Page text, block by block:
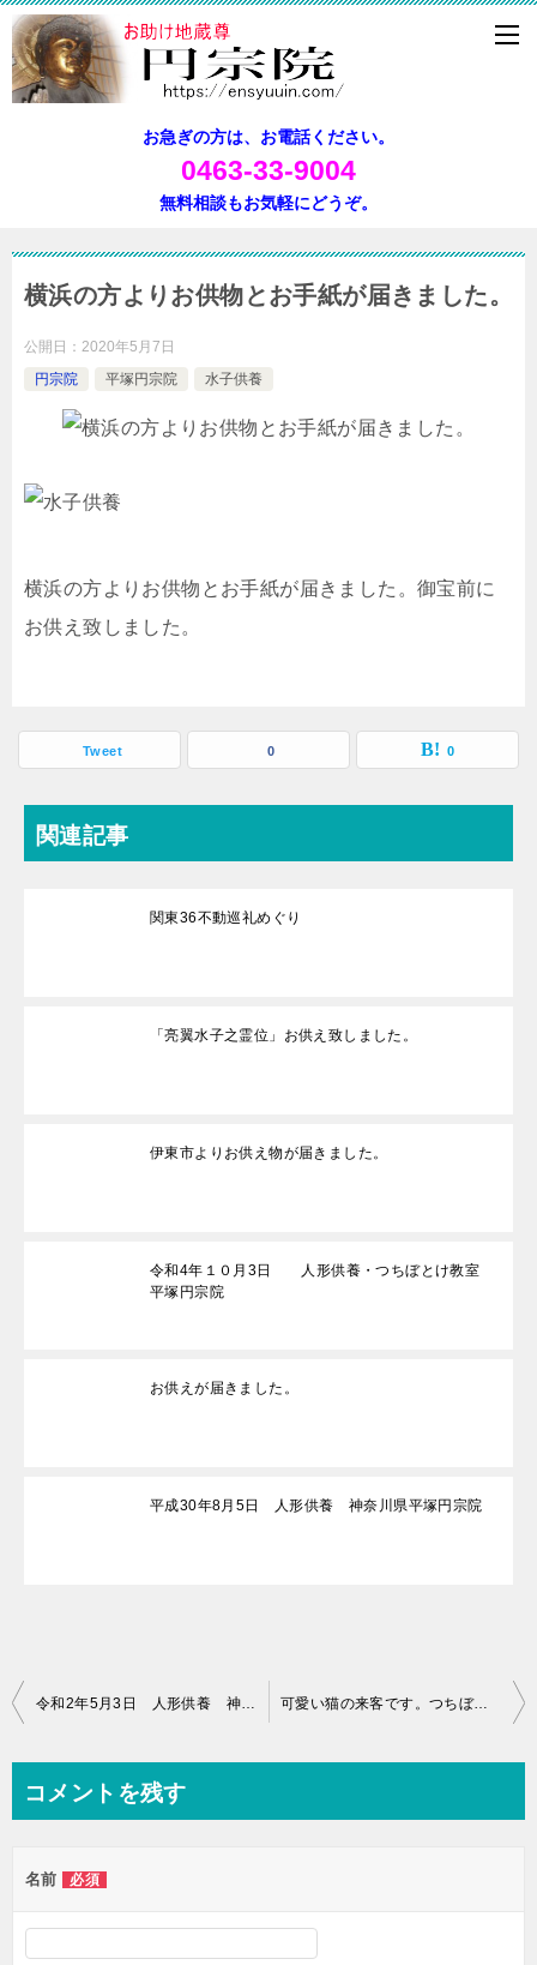
お急ぎの方は、お電話ください。
0463-33-9004
無料相談もお気軽にどうぞ。
横浜の方よりお供物とお手紙が届きました。
公開日： 2020年5月7日
円宗院
平塚円宗院 水子供養
横浜の方よりお供物とお手紙が届きました。御宝前に
お供え致しました。
Tweet 0 0
関連記事
関東36不動巡礼めぐり
「亮翼水子之霊位」お供え致しました。
伊東市よりお供え物が届きました。
令和4年１０月3日 人形供養・つちぼとけ教室
平塚円宗院
お供えが届きました。
平成30年8月5日 人形供養 神奈川県平塚円宗院
投
ビ
ー
シ
令和2年5月3日 人形供養 神奈川県平塚 円宗院 可愛い猫の来客です。つちぼとけと一緒に
コメントを残す
名前 必須